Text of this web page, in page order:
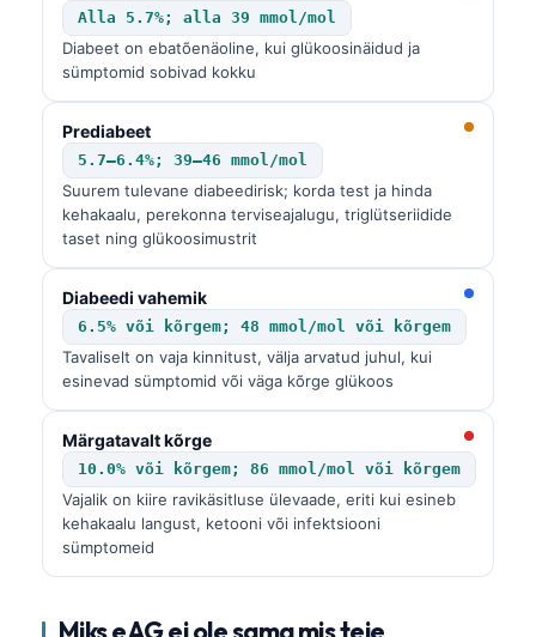
Alla 5.7%; alla 39 mmol/mol
Diabeet on ebatõenäoline, kui glükoosinäidud ja
sümptomid sobivad kokku
Prediabeet
5.7–6.4%; 39–46 mmol/mol
Suurem tulevane diabeedirisk; korda test ja hinda
kehakaalu, perekonna terviseajalugu, triglütseriidide
taset ning glükoosimustrit
Diabeedi vahemik
6.5% või kõrgem; 48 mmol/mol või kõrgem
Tavaliselt on vaja kinnitust, välja arvatud juhul, kui
esinevad sümptomid või väga kõrge glükoos
Märgatavalt kõrge
10.0% või kõrgem; 86 mmol/mol või kõrgem
Vajalik on kiire ravikäsitluse ülevaade, eriti kui esineb
kehakaalu langust, ketooni või infektsiooni
sümptomeid
Miks eAG ei ole sama mis teie